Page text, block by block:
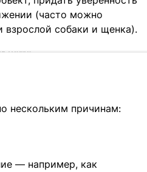
(часто можно
взрослой собаки и щенка).
нескольким причинам:
— например, как